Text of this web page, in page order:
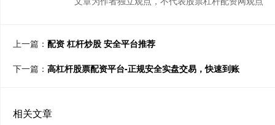
上一篇： 配资 杠杆炒股 安全平台推荐
下一篇： 高杠杆股票配资平台-正规安全实盘交易，快速到账
相关文章